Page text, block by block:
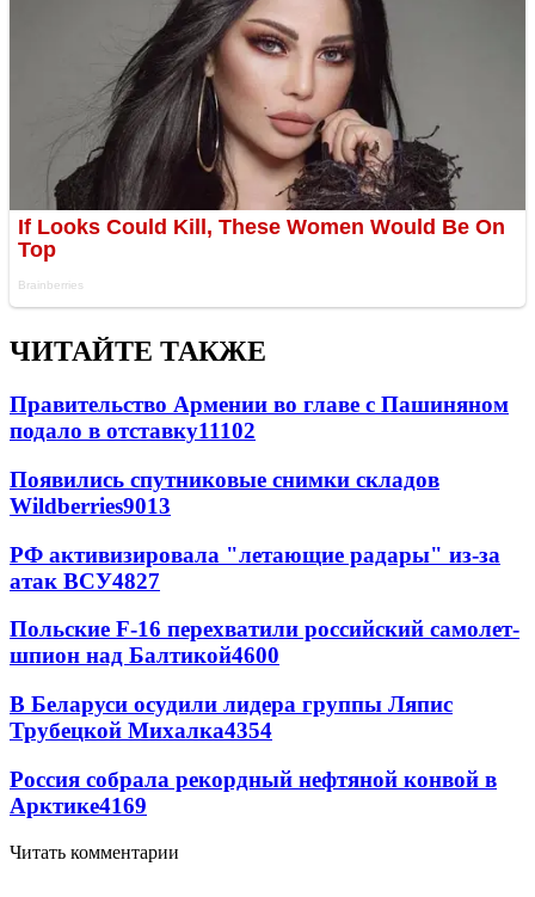
ЧИТАЙТЕ ТАКЖЕ
Правительство Армении во главе с Пашиняном
подало в отставку11102
Появились спутниковые снимки складов
Wildberries9013
РФ активизировала "летающие радары" из-за
атак ВСУ4827
Польские F-16 перехватили российский самолет-
шпион над Балтикой4600
В Беларуси осудили лидера группы Ляпис
Трубецкой Михалка4354
Россия собрала рекордный нефтяной конвой в
Арктике4169
Читать комментарии